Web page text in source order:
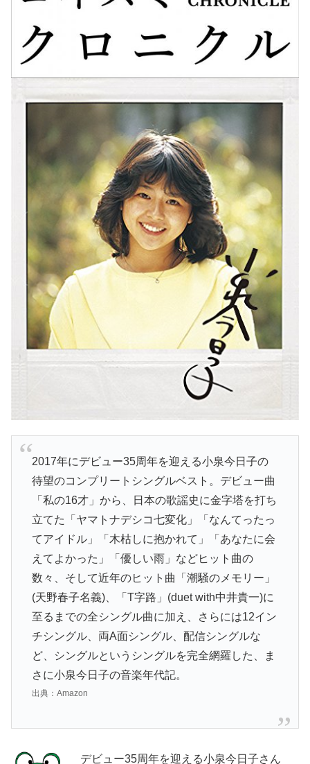
2017年にデビュー35周年を迎える小泉今日子の
待望のコンプリートシングルベスト。デビュー曲
「私の16才」から、日本の歌謡史に金字塔を打ち
立てた「ヤマトナデシコ七変化」「なんてったっ
てアイドル」「木枯しに抱かれて」「あなたに会
えてよかった」「優しい雨」などヒット曲の
数々、そして近年のヒット曲「潮騒のメモリー」
(天野春子名義)、「T字路」(duet with中井貴一)に
至るまでの全シングル曲に加え、さらには12イン
チシングル、両A面シングル、配信シングルな
ど、シングルというシングルを完全網羅した、ま
さに小泉今日子の音楽年代記。
出典：Amazon
デビュー35周年を迎える小泉今日子さん